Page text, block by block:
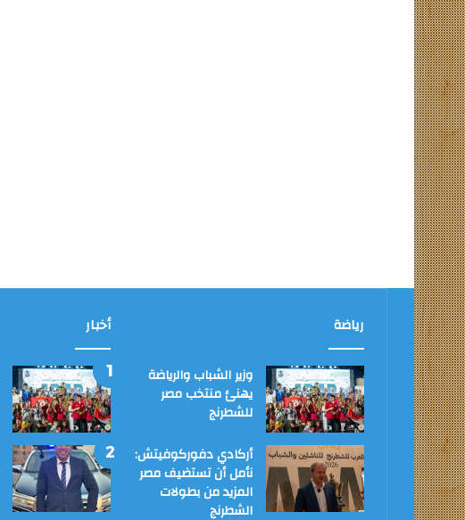
رياضة
وزير الشباب والرياضة
يهنئ منتخب مصر
للشطرنج
أركادي دفوركوفيتش:
نأمل أن تستضيف مصر
المزيد من بطولات
الشطرنج
أخبار